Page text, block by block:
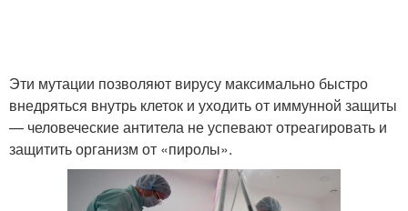
Эти мутации позволяют вирусу максимально быстро
внедряться внутрь клеток и уходить от иммунной защиты
— человеческие антитела не успевают отреагировать и
защитить организм от «пиролы».